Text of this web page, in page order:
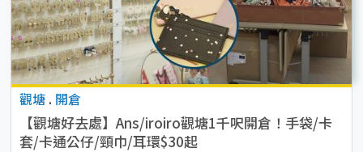
觀塘 . 開倉
【觀塘好去處】Ans/iroiro觀塘1千呎開倉！手袋/卡
套/卡通公仔/頸巾/耳環$30起